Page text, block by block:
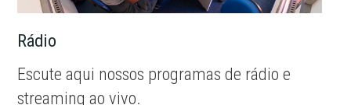
Rádio
Escute aqui nossos programas de rádio e
streaming ao vivo.